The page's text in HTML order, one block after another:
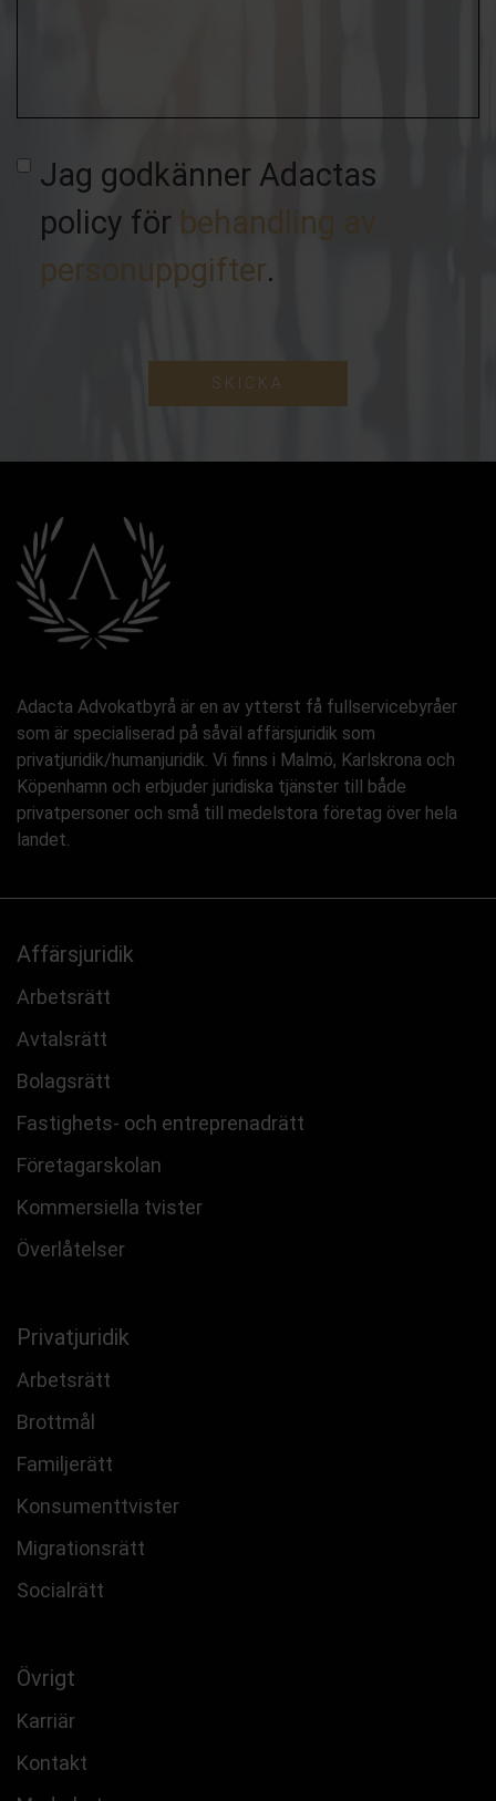
Jag godkänner Adactas
policy för behandling av
personuppgifter.
SKICKA
Adacta Advokatbyrå är en av ytterst få fullservicebyråer
som är specialiserad på såväl affärsjuridik som
privatjuridik/humanjuridik. Vi finns i Malmö, Karlskrona och
Köpenhamn och erbjuder juridiska tjänster till både
privatpersoner och små till medelstora företag över hela
landet.
Affärsjuridik
Arbetsrätt
Avtalsrätt
Bolagsrätt
Fastighets- och entreprenadrätt
Företagarskolan
Kommersiella tvister
Överlåtelser
Privatjuridik
Arbetsrätt
Brottmål
Familjerätt
Konsumenttvister
Migrationsrätt
Socialrätt
Övrigt
Karriär
Kontakt